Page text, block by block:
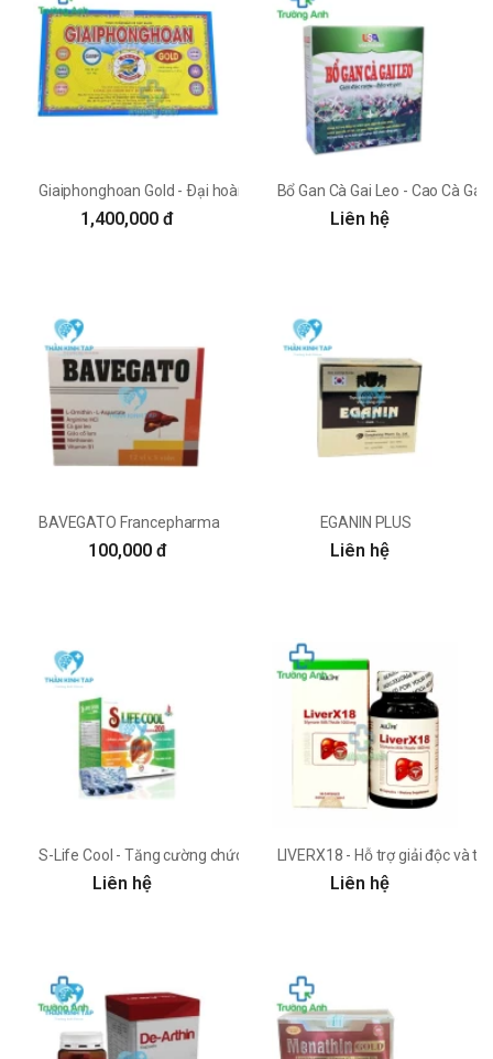
Giaiphonghoan Gold - Ðại hoàng Đức Thọ Sanh
1,400,000 đ
Bổ Gan Cà Gai Leo - Cao Cà
Liên hệ
BAVEGATO Francepharma
100,000 đ
EGANIN PLUS
Liên hệ
S-Life Cool - Tăng cường chức năng gan, giải độc gan
Liên hệ
LIVERX18 - Hỗ trợ giải độc và
Liên hệ